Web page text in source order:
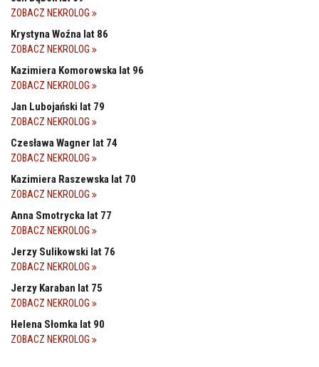
ZOBACZ NEKROLOG
Krystyna Woźna lat 86
ZOBACZ NEKROLOG
Kazimiera Komorowska lat 96
ZOBACZ NEKROLOG
Jan Lubojański lat 79
ZOBACZ NEKROLOG
Czesława Wagner lat 74
ZOBACZ NEKROLOG
Kazimiera Raszewska lat 70
ZOBACZ NEKROLOG
Anna Smotrycka lat 77
ZOBACZ NEKROLOG
Jerzy Sulikowski lat 76
ZOBACZ NEKROLOG
Jerzy Karaban lat 75
ZOBACZ NEKROLOG
Helena Słomka lat 90
ZOBACZ NEKROLOG